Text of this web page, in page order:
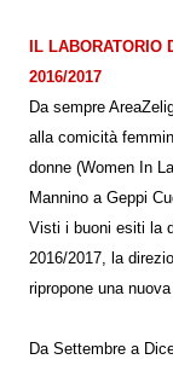
IL
2016/2017
Da sempre
alla comicità
donne (Women In
Mannino a Geppi
Visti i buoni esiti la
2016/2017, la
ripropone una
Da Settembre a